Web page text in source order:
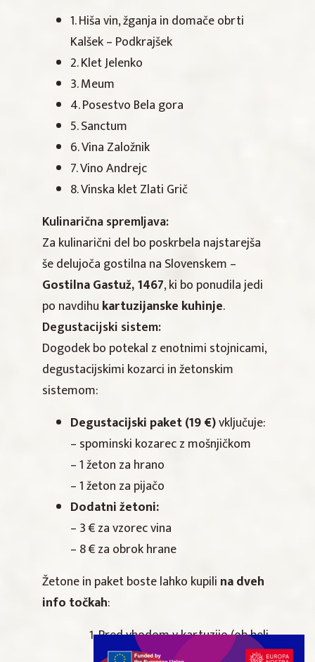
1. Hiša vin, žganja in domače obrti
Kalšek – Podkrajšek
2. Klet Jelenko
3. Meum
4. Posestvo Bela gora
5. Sanctum
6. Vina Založnik
7. Vino Andrejc
8. Vinska klet Zlati Grič
Kulinarična spremljava:
Za kulinarični del bo poskrbela najstarejša
še delujoča gostilna na Slovenskem –
Gostilna Gastuž, 1467, ki bo ponudila jedi
po navdihu kartuzijanske kuhinje.
Degustacijski sistem:
Dogodek bo potekal z enotnimi stojnicami,
degustacijskimi kozarci in žetonskim
sistemom:
Degustacijski paket (19 €)vključuje:
– spominski kozarec z mošnjičkom
– 1 žeton za hrano
– 1 žeton za pijačo
Dodatni žetoni:
– 3 € za vzorec vina
– 8 € za obrok hrane
Žetone in paket boste lahko kupili na dveh
info točkah:
Pred vhodom v kartuzijo (ob beli
potki)